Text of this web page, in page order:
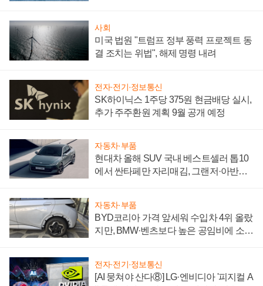
사회
미국 법원 "트럼프 정부 풍력 프로젝트 동
결 조치는 위법", 해제 명령 내려
전자·전기·정보통신
SK하이닉스 1주당 375원 현금배당 실시,
추가 주주환원 계획 9월 공개 예정
자동차·부품
현대차 올해 SUV 국내 베스트셀러 톱10
에서 싼타페만 자리매김, 그랜저·아반떼
자동차·부품
BYD코리아 가격 앞세워 수입차 4위 올랐
지만, BMW·벤츠보다 높은 공임비에 소비
전자·전기·정보통신
[AI 뭉쳐야 산다⑧] LG·엔비디아 '피지컬 A